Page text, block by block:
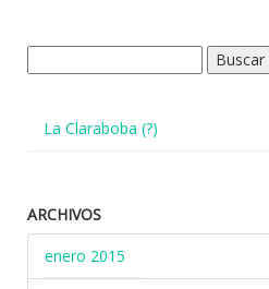
La Claraboba (?)
ARCHIVOS
enero 2015